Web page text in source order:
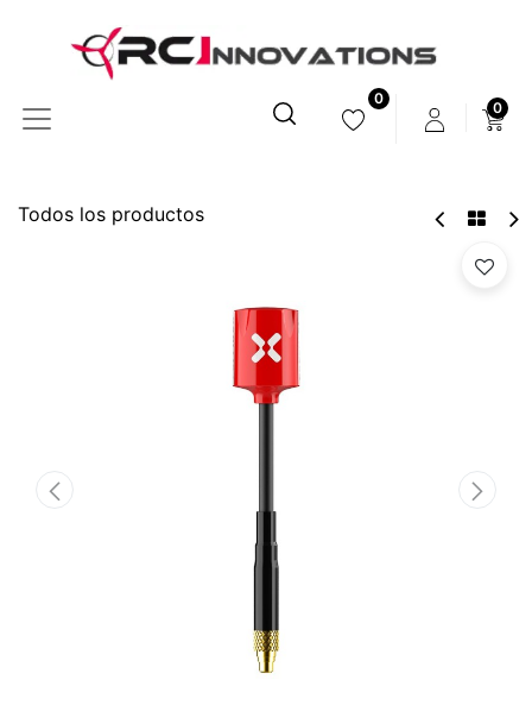
0
0
Todos los productos